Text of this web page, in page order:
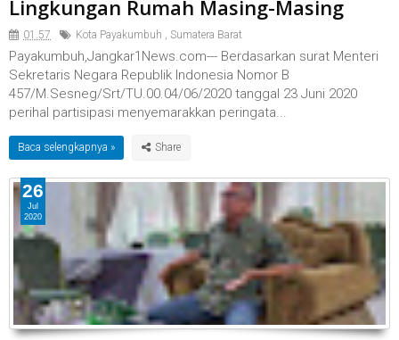
Lingkungan Rumah Masing-Masing
01.57 Kota Payakumbuh , Sumatera Barat
Payakumbuh,Jangkar1News.com--- Berdasarkan surat Menteri
Sekretaris Negara Republik Indonesia Nomor B
457/M.Sesneg/Srt/TU.00.04/06/2020 tanggal 23 Juni 2020
perihal partisipasi menyemarakkan peringata...
Baca selengkapnya »
26
Jul
2020